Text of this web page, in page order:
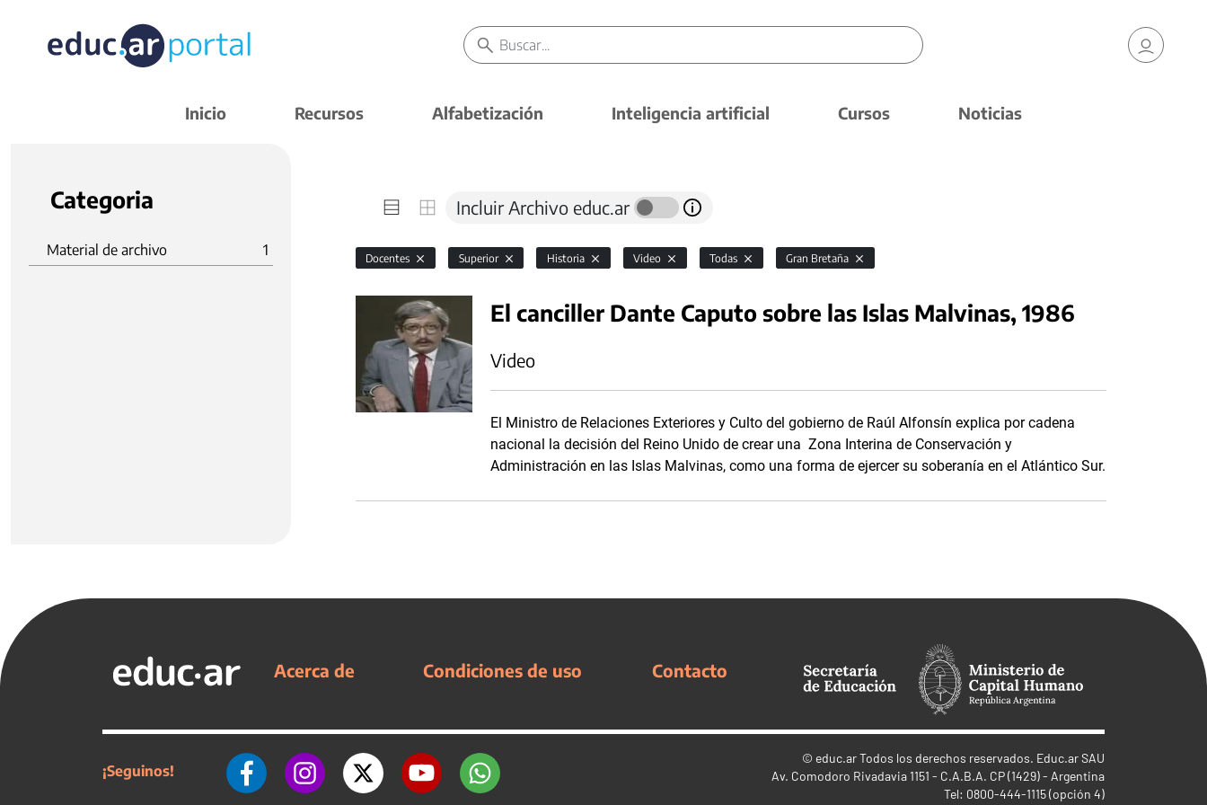
Inicio Recursos Alfabetización Inteligencia artificial Cursos Noticias
Categoria
Material de archivo 1
Incluir Archivo educ.ar
Docentes Superior Historia Video Todas Gran Bretaña
El canciller Dante Caputo sobre las Islas Malvinas, 1986
Video
El Ministro de Relaciones Exteriores y Culto del gobierno de Raúl Alfonsín explica por cadena
nacional la decisión del Reino Unido de crear una Zona Interina de Conservación y
Administración en las Islas Malvinas, como una forma de ejercer su soberanía en el Atlántico Sur.
Acerca de Condiciones de uso Contacto
¡Seguinos!
© educ.arTodos los derechos reservados. Educ.ar SAU
Av. Comodoro Rivadavia 1151 - C.A.B.A. CP (1429) - Argentina
Tel: 0800-444-1115 (opción 4)